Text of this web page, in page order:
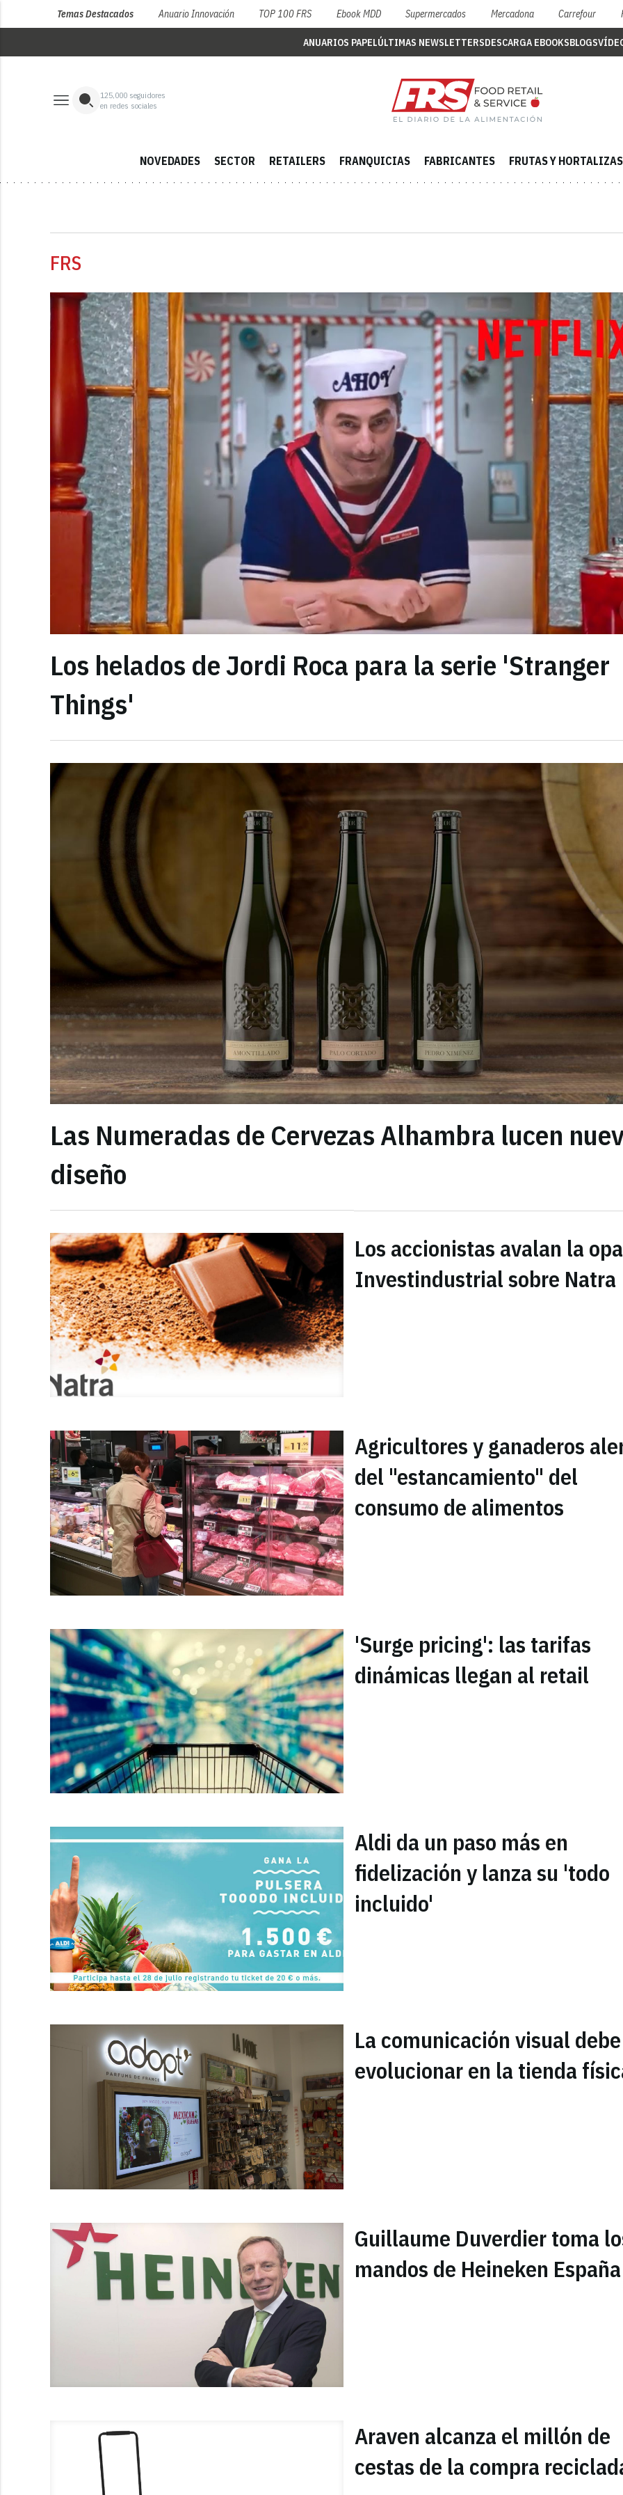
Temas Destacados Anuario Innovación TOP 100 FRS Ebook MDD Supermercados Mercadona Carrefour
ANUARIOS PAPELÚLTIMAS NEWSLETTERSDESCARGA EBOOKSBLOGS
125,000 seguidores
en redes sociales
NOVEDADES SECTOR RETAILERS FRANQUICIAS FABRICANTES FRUTAS Y HORTALIZAS
FRS
Los helados de Jordi Roca para la serie 'Stranger
Things'
Las Numeradas de Cervezas Alhambra lucen
diseño
Los accionistas avalan la
Investindustrial sobre Natra
Agricultores y ganaderos
del "estancamiento" del
consumo de alimentos
'Surge pricing': las tarifas
dinámicas llegan al retail
Aldi da un paso más en
fidelización y lanza su 'todo
incluido'
La comunicación visual debe
evolucionar en la tienda
Guillaume Duverdier toma
mandos de Heineken España
Araven alcanza el millón de
cestas de la compra